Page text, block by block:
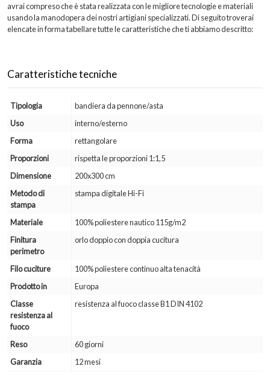
avrai compreso che è stata realizzata con le migliore tecnologie e materiali
usando la manodopera dei nostri artigiani specializzati. Di seguito troverai
elencate in forma tabellare tutte le caratteristiche che ti abbiamo descritto:
Caratteristiche tecniche
Tipologia
bandiera da pennone/asta
Uso
interno/esterno
Forma
rettangolare
Proporzioni
rispetta le proporzioni 1:1,5
Dimensione
200x300 cm
Metodo di
stampa
stampa digitale Hi-Fi
Materiale
100% poliestere nautico 115g/m2
Finitura
perimetro
orlo doppio con doppia cucitura
Filo cuciture
100% poliestere continuo alta tenacità
Prodotto in
Europa
Classe
resistenza al
fuoco
resistenza al fuoco classe B1 DIN 4102
Reso
60 giorni
Garanzia
12 mesi